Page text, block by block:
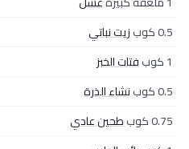
0.5 كوب
زيت نباتي
1 كوب
فتات الخبز
0.5 كوب
نشاء الذرة
0.75 كوب
طحين عادي